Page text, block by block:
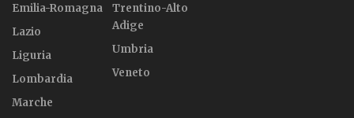
Emilia-Romagna
Lazio
Liguria
Lombardia
Marche
Trentino-Alto
Adige
Umbria
Veneto